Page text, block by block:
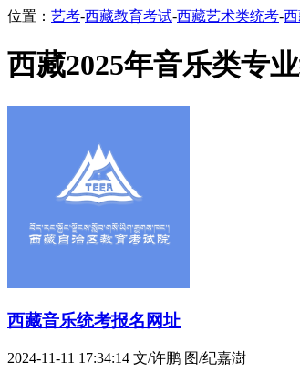
位置： 艺考-西藏教育考试-西藏艺术类统考-
西藏2025年音乐类专
西藏音乐统考报名网址
2024-11-11 17:34:14 文/许鹏 图/纪嘉澍